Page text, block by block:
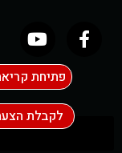
פתיחת
לקבלת